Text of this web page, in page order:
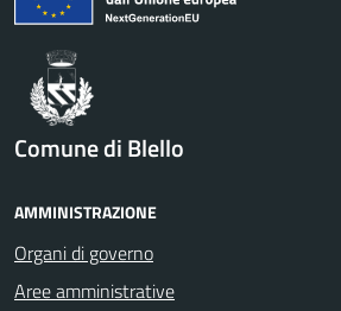
Comune di Blello
AMMINISTRAZIONE
Organi di governo
Aree amministrative